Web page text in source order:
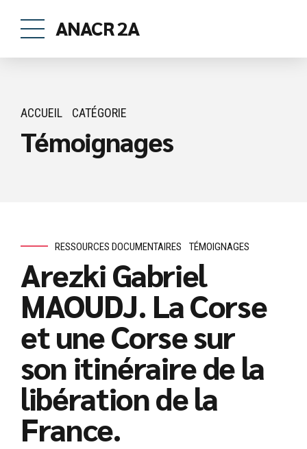
ANACR 2A
ACCUEIL CATÉGORIE
Témoignages
RESSOURCES DOCUMENTAIRES TÉMOIGNAGES
Arezki Gabriel
MAOUDJ. La Corse
et une Corse sur
son itinéraire de la
libération de la
France.